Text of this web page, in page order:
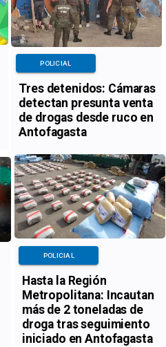
Tres detenidos: Cámaras
detectan presunta venta
de drogas desde ruco en
Antofagasta
POLICIAL
Hasta la Región
Metropolitana: Incautan
más de 2 toneladas de
droga tras seguimiento
iniciado en Antofagasta
POLICIAL